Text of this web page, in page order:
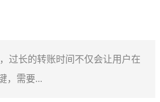
过长的转账时间不仅会让用户在
，需要...